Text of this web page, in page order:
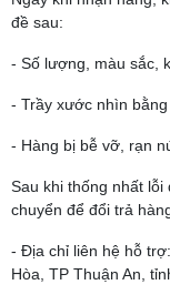
đề sau:
- Số lượng, màu sắc,
- Trầy xước nhìn
- Hàng bị bễ vỡ, rạn
Sau khi thống nhất lỗi
chuyển để đổi trả
- Địa chỉ liên hệ hỗ
Hòa, TP Thuận An,